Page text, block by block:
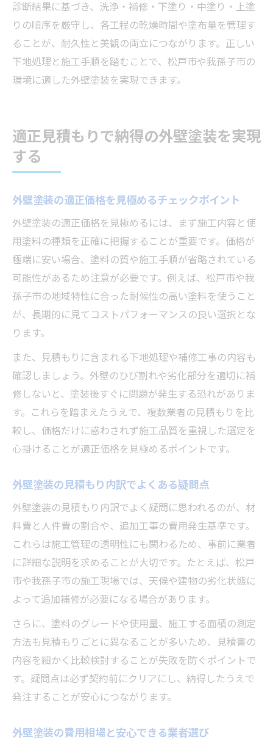
診断結果に基づき、洗浄・補修・下塗り・中塗り・上塗
りの順序を厳守し、各工程の乾燥時間や塗布量を管理す
ることが、耐久性と美観の両立につながります。正しい
下地処理と施工手順を踏むことで、松戸市や我孫子市の
環境に適した外壁塗装を実現できます。
適正見積もりで納得の外壁塗装を実現
する
外壁塗装の適正価格を見極めるチェックポイント
外壁塗装の適正価格を見極めるには、まず施工内容と使
用塗料の種類を正確に把握することが重要です。価格が
極端に安い場合、塗料の質や施工手順が省略されている
可能性があるため注意が必要です。例えば、松戸市や我
孫子市の地域特性に合った耐候性の高い塗料を使うこと
が、長期的に見てコストパフォーマンスの良い選択とな
ります。
また、見積もりに含まれる下地処理や補修工事の内容も
確認しましょう。外壁のひび割れや劣化部分を適切に補
修しないと、塗装後すぐに問題が発生する恐れがありま
す。これらを踏まえたうえで、複数業者の見積もりを比
較し、価格だけに惑わされず施工品質を重視した選定を
心掛けることが適正価格を見極めるポイントです。
外壁塗装の見積もり内訳でよくある疑問点
外壁塗装の見積もり内訳でよく疑問に思われるのが、材
料費と人件費の割合や、追加工事の費用発生基準です。
これらは施工管理の透明性にも関わるため、事前に業者
に詳細な説明を求めることが大切です。たとえば、松戸
市や我孫子市の施工現場では、天候や建物の劣化状態に
よって追加補修が必要になる場合があります。
さらに、塗料のグレードや使用量、施工する面積の測定
方法も見積もりごとに異なることが多いため、見積書の
内容を細かく比較検討することが失敗を防ぐポイントで
す。疑問点は必ず契約前にクリアにし、納得したうえで
発注することが安心につながります。
外壁塗装の費用相場と安心できる業者選び